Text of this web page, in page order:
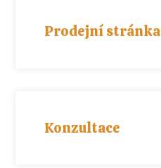
Prodejní stránka
Konzultace